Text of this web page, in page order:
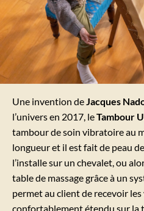
LE TAMBOUR UNITÉ
Une invention deJacques
l’univers en 2017, leTambour
tambour de soin vibratoire au
longueur et il est fait de peau
l’installe sur un chevalet, ou
table de massage grâce à un
permet au client de recevoir
confortablement étendu sur la